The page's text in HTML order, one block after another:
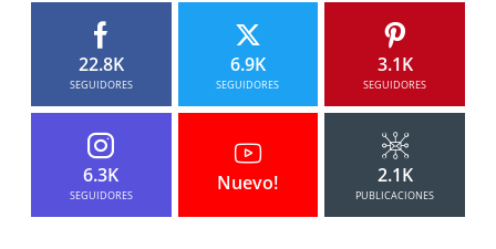
22.8K
SEGUIDORES
6.9K
SEGUIDORES
3.1K
SEGUIDORES
6.3K
SEGUIDORES
Nuevo! 2.1K
PUBLICACIONES